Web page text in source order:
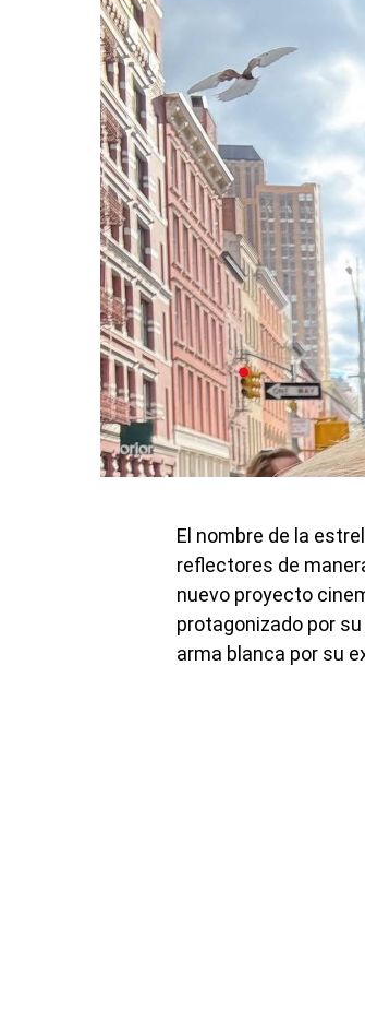
El nombre de la
reflectores de
nuevo proyecto
protagonizado por su
arma blanca por su